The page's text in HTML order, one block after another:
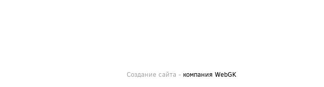
Создание сайта - компания WebGK